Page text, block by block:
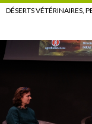
DÉSERTS VÉTÉRINAIRES,